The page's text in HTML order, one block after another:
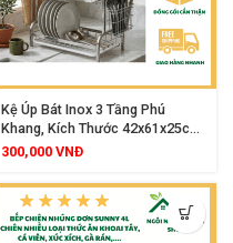
Kệ Úp Bát Inox 3 Tầng Phú
Khang, Kích Thước 42x61x25cm,
Đa Năng Chắc Chắn Cho Nhà
300,000 VNĐ